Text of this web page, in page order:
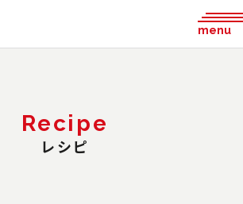
menu
Recipe
レシピ